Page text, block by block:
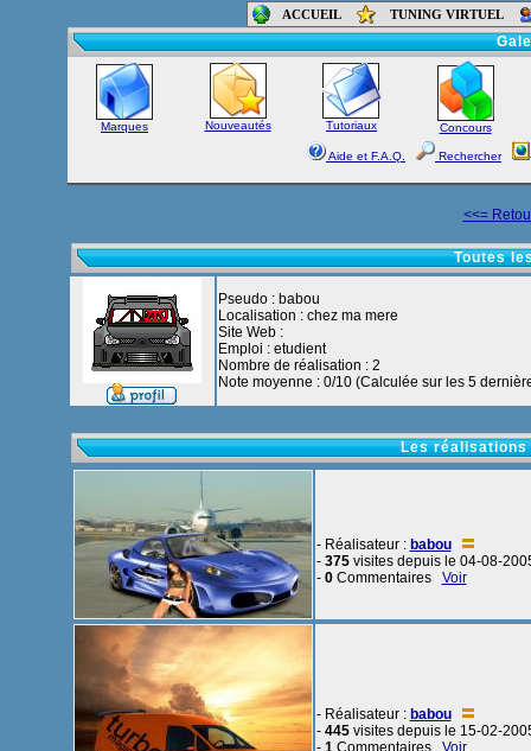
ACCUEIL TUNING VIRTUEL
Accueil-
Marques Nouveautés Tutoriaux Concours
Aide et F.A.Q. Rechercher
<<=
Toutes
Pseudo : babou
Localisation : chez ma mere
Site Web :
Emploi : etudient
Nombre de réalisation : 2
Note moyenne : 0/10 (Calculée sur les 5
Les réalisations
- Réalisateur : babou
- 375visites depuis le 04-08-
- 0Commentaires Voir
- Réalisateur : babou
- 445visites depuis le 15-02-
- 1Commentaires Voir